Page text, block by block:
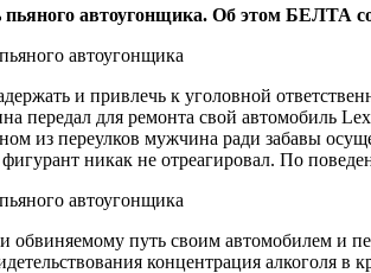
пьяного автоугонщика. Об этом БЕЛТА
и привлечь к уголовной
передал для ремонта свой автомобиль
из переулков мужчина ради забавы
никак не отреагировал. По
обвиняемому путь своим автомобилем
концентрация алкоголя в